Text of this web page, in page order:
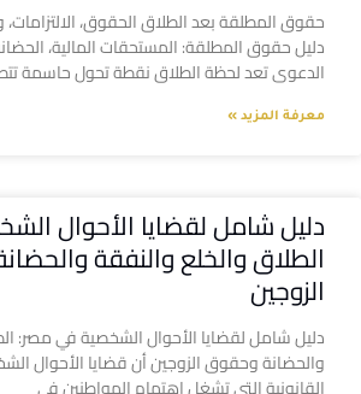
حقوق المطلقة بعد الطلاق الحقوق، الالتزامات،
دليل حقوق المطلقة: المستحقات المالية،
الدعوى تعد لحظة الطلاق نقطة تحول حاسمة
معرفة المزيد »
دليل شامل لقضايا الأحوال
الطلاق والخلع والنفقة
الزوجين
دليل شامل لقضايا الأحوال الشخصية في مصر:
والحضانة وحقوق الزوجين أن قضايا الأحوال